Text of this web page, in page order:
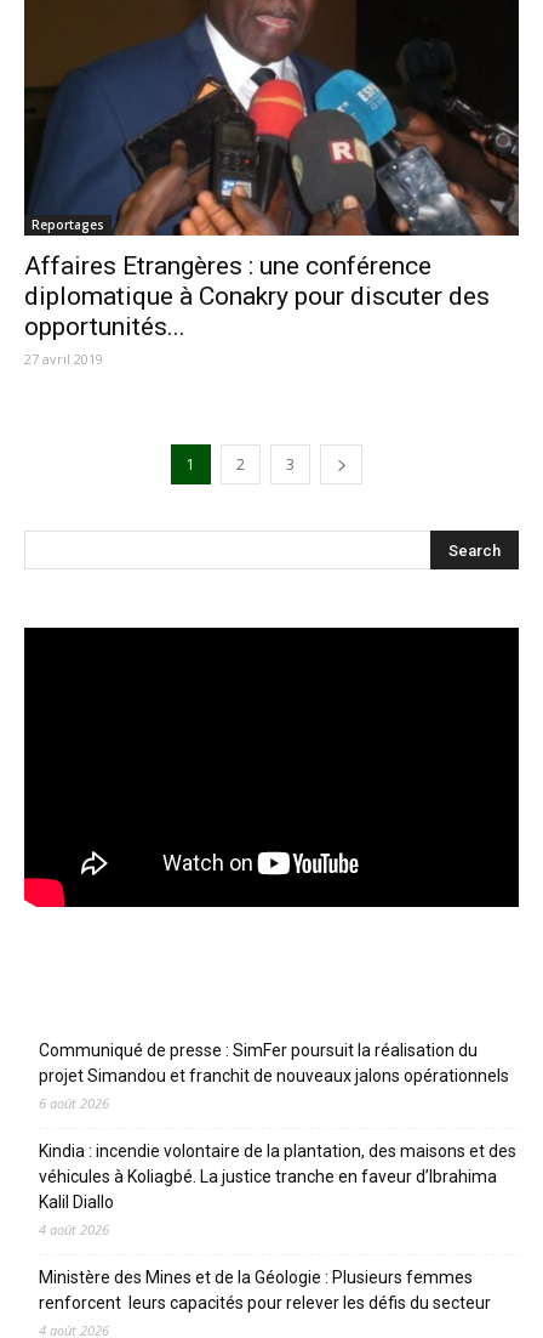
Reportages
Affaires Etrangères : une conférence
diplomatique à Conakry pour discuter des
opportunités...
27 avril 2019
1 2 3
Communiqué de presse : SimFer poursuit la réalisation du
projet Simandou et franchit de nouveaux jalons opérationnels
6 août 2026
Kindia : incendie volontaire de la plantation, des maisons et des
véhicules à Koliagbé. La justice tranche en faveur d’Ibrahima
Kalil Diallo
4 août 2026
Ministère des Mines et de la Géologie : Plusieurs femmes
renforcent leurs capacités pour relever les défis du secteur
4 août 2026